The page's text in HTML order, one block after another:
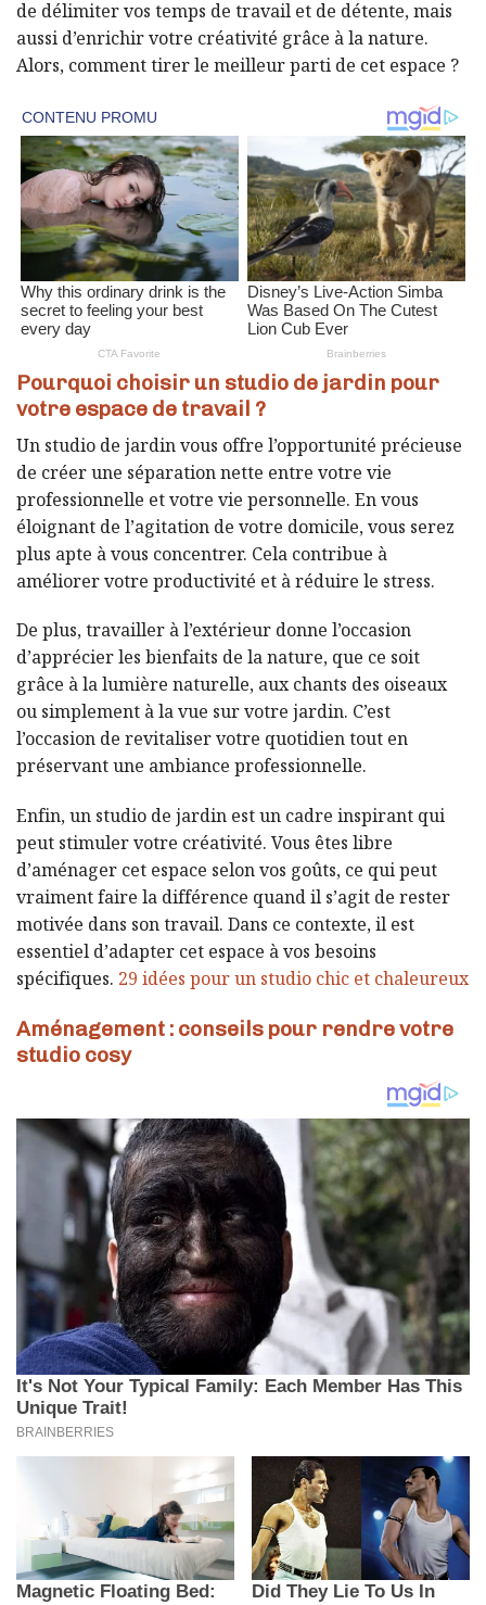
de délimiter vos temps de travail et de détente, mais
aussi d’enrichir votre créativité grâce à la nature.
Alors, comment tirer le meilleur parti de cet espace ?
Pourquoi choisir un studio de jardin pour
votre espace de travail ?
Un studio de jardin vous offre l’opportunité précieuse
de créer une séparation nette entre votre vie
professionnelle et votre vie personnelle. En vous
éloignant de l’agitation de votre domicile, vous serez
plus apte à vous concentrer. Cela contribue à
améliorer votre productivité et à réduire le stress.
De plus, travailler à l’extérieur donne l’occasion
d’apprécier les bienfaits de la nature, que ce soit
grâce à la lumière naturelle, aux chants des oiseaux
ou simplement à la vue sur votre jardin. C’est
l’occasion de revitaliser votre quotidien tout en
préservant une ambiance professionnelle.
Enfin, un studio de jardin est un cadre inspirant qui
peut stimuler votre créativité. Vous êtes libre
d’aménager cet espace selon vos goûts, ce qui peut
vraiment faire la différence quand il s’agit de rester
motivée dans son travail. Dans ce contexte, il est
essentiel d’adapter cet espace à vos besoins
spécifiques. 29 idées pour un studio chic et chaleureux
Aménagement : conseils pour rendre votre
studio cosy